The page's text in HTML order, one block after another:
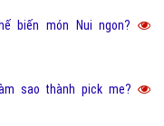
biến món Nui ngon?
sao thành pick me?